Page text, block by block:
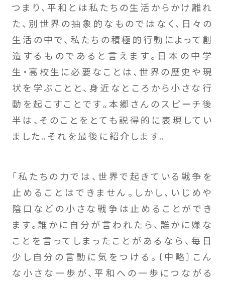
つまり、平和とは私たちの生活からかけ離れ
た、別世界の抽象的なものではなく、日々の
生活の中で、私たちの積極的行動によって創
造するものであると言えます。日本の中学
生・高校生に必要なことは、世界の歴史や現
状を学ぶことと、身近なところから小さな行
動を起こすことです。本郷さんのスピーチ後
半は、そのことをとても説得的に表現してい
ました。それを最後に紹介します。
「私たちの力では、世界で起きている戦争を
止めることはできません。しかし、いじめや
陰口などの小さな戦争は止めることができ
ます。誰かに自分が言われたら、誰かに嫌な
ことを言ってしまったことがあるなら、毎日
少し自分の言動に気をつける。〔中略〕こん
な小さな一歩が、平和への一歩につながる